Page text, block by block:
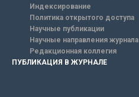
Индексирование
Политика открытого доступа
Научные публикации
Научные направления журнала
Редакционная коллегия
ПУБЛИКАЦИЯ В ЖУРНАЛЕ